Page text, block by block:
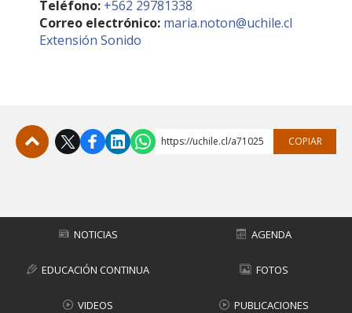
Teléfono: +562 29781338
Correo electrónico: maria.noton@uchile.cl
Extensión Sonido
https://uchile.cl/a71025 COPIAR
NOTICIAS AGENDA
EDUCACIÓN CONTINUA FOTOS
VIDEOS PUBLICACIONES